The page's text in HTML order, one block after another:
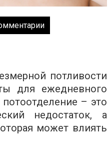
потливости
для ежедневного
– это
недостаток, а
может влиять